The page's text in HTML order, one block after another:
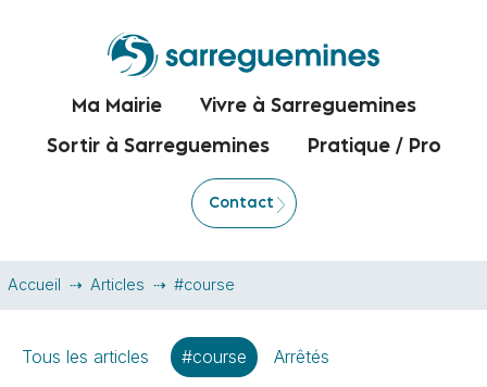
Ma Mairie Vivre à Sarreguemines
Sortir à Sarreguemines Pratique / Pro
Contact
Accueil Articles #course
Tous les articles #course Arrêtés